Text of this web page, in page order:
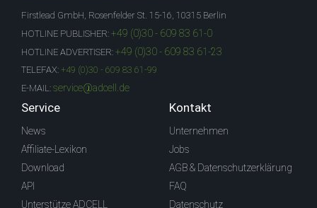
Firstlead GmbH, Rosenfelder St. 15-16, 10315 Berlin
HOTLINE PUBLISHER: +49 (0)30 - 609 83 61-0
HOTLINE ADVERTISER: +49 (0)30 - 609 83 61-23
TELEFAX: +49 (0)30 - 609 83 61-99
E-MAIL: service@adcell.de
Service
News
Affiliate-Lexikon
Download
API
Unterstütze ADCELL
Kontakt
Unternehmen
Jobs
AGB & Datenschutzerklärung
FAQ
Datenschutz